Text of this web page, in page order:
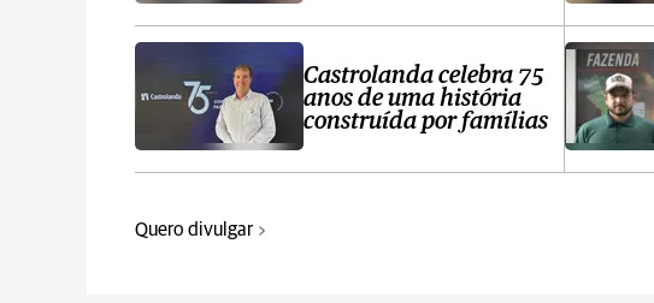
Castrolanda celebra 75
anos de uma história
construída por famílias
Quero divulgar